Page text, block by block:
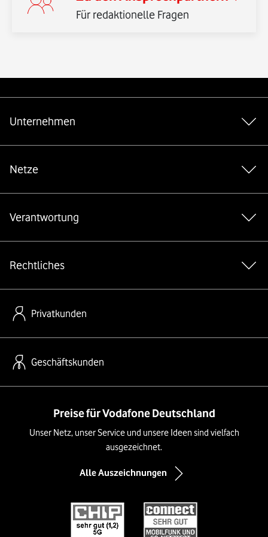
Für redaktionelle Fragen
Unternehmen
Netze
Verantwortung
Rechtliches
Privatkunden
Geschäftskunden
Preise für Vodafone Deutschland
Unser Netz, unser Service und unsere Ideen sind vielfach
ausgezeichnet.
Alle Auszeichnungen